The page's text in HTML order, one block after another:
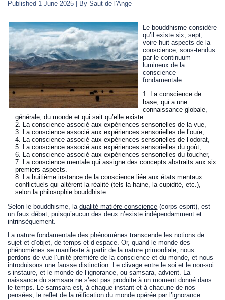
Published 1 June 2025 By Saut de l'Ange
Le bouddhisme considère
qu’il existe six, sept,
voire huit aspects de la
conscience, sous-tendus
par le continuum
lumineux de la
conscience
fondamentale.
La conscience de
base, qui a une
connaissance globale,
générale, du monde et qui sait qu’elle existe.
La conscience associé aux expériences sensorielles de la vue,
La conscience associé aux expériences sensorielles de l’ouïe,
La conscience associé aux expériences sensorielles de l’odorat,
La conscience associé aux expériences sensorielles du goût,
La conscience associé aux expériences sensorielles du toucher,
La conscience mentale qui assigne des concepts abstraits aux six
premiers aspects.
La huitième instance de la conscience liée aux états mentaux
conflictuels qui altèrent la réalité (tels la haine, la cupidité, etc.),
selon la philosophie bouddhiste
Selon le bouddhisme, ladualité matière-conscience (corps-esprit), est
un faux débat, puisqu’aucun des deux n’existe indépendamment et
intrinsèquement.
La nature fondamentale des phénomènes transcende les notions de
sujet et d’objet, de temps et d’espace. Or, quand le monde des
phénomènes se manifeste à partir de la nature primordiale, nous
perdons de vue l’unité première de la conscience et du monde, et nous
introduisons une fausse distinction. Le clivage entre le soi et le non-soi
s’instaure, et le monde de l’ignorance, ou samsara, advient. La
naissance du samsara ne s’est pas produite à un moment donné dans
le temps. Le samsara est, à chaque instant et à chacune de nos
pensées, le reflet de la réification du monde opérée par l’ignorance.